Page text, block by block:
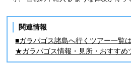
関連情報
■ガラパゴス諸島へ行くツアー一覧
★ガラパゴス情報・見所・おすすめ